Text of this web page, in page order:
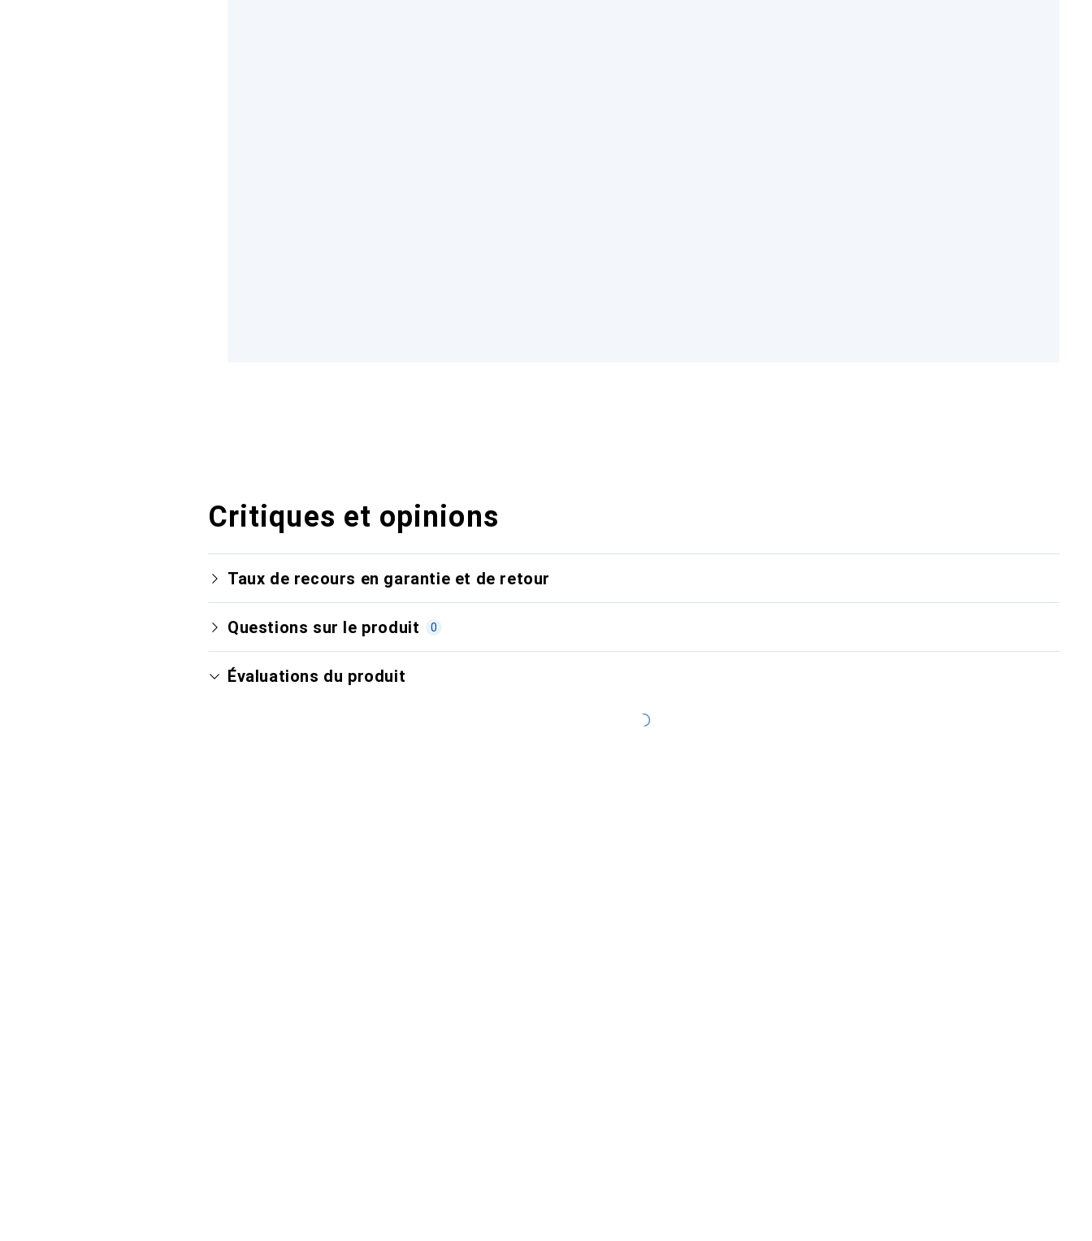
Critiques et opinions
Taux de recours en garantie et de retour
Questions sur le produit 0
Évaluations du produit